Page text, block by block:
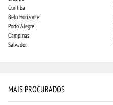
Curitiba
Belo Horizonte
Porto Alegre
Campinas
Salvador
MAIS PROCURADOS